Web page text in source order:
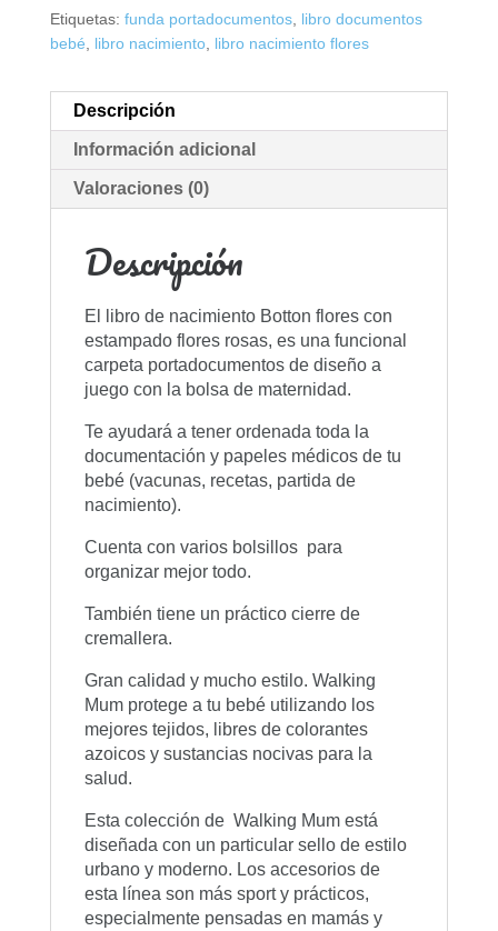
Etiquetas: funda portadocumentos, libro documentos
bebé, libro nacimiento, libro nacimiento flores
Descripción
Información adicional
Valoraciones (0)
Descripción
El libro de nacimiento Botton flores con
estampado flores rosas, es una funcional
carpeta portadocumentos de diseño a
juego con la bolsa de maternidad.
Te ayudará a tener ordenada toda la
documentación y papeles médicos de tu
bebé (vacunas, recetas, partida de
nacimiento).
Cuenta con varios bolsillos para
organizar mejor todo.
También tiene un práctico cierre de
cremallera.
Gran calidad y mucho estilo. Walking
Mum protege a tu bebé utilizando los
mejores tejidos, libres de colorantes
azoicos y sustancias nocivas para la
salud.
Esta colección de Walking Mum está
diseñada con un particular sello de estilo
urbano y moderno. Los accesorios de
esta línea son más sport y prácticos,
especialmente pensadas en mamás y